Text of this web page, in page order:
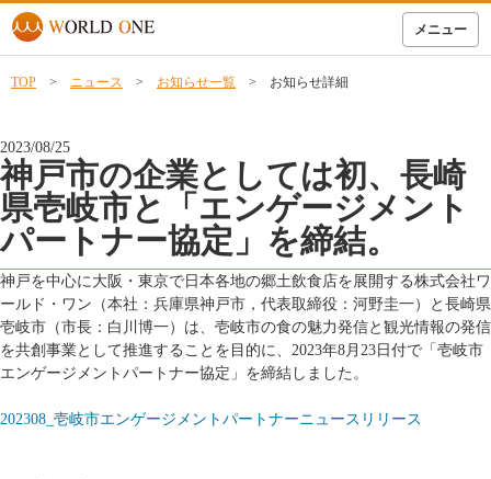
メニュー
TOP > ニュース > お知らせ一覧 > お知らせ詳細
2023/08/25
神戸市の企業としては初、長崎
県壱岐市と「エンゲージメント
パートナー協定」を締結。
神戸を中心に大阪・東京で日本各地の郷土飲食店を展開する株式会社ワ
ールド・ワン（本社：兵庫県神戸市，代表取締役：河野圭一）と長崎県
壱岐市（市長：白川博一）は、壱岐市の食の魅力発信と観光情報の発信
を共創事業として推進することを目的に、2023年8月23日付で「壱岐市
エンゲージメントパートナー協定」を締結しました。
202308_壱岐市エンゲージメントパートナーニュースリリース